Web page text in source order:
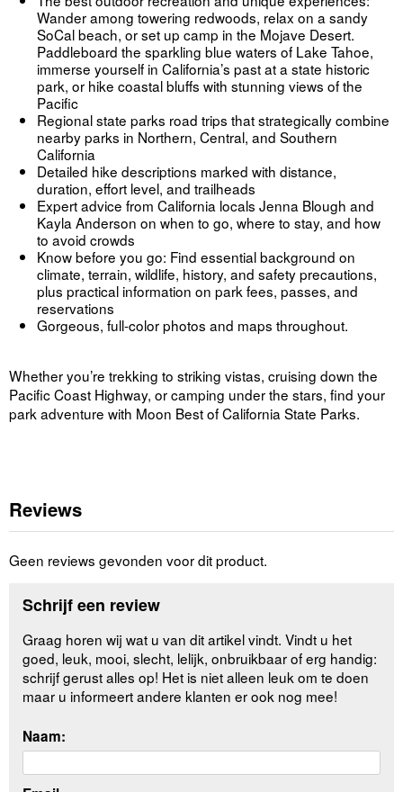
Wander among towering redwoods, relax on a sandy
SoCal beach, or set up camp in the Mojave Desert.
Paddleboard the sparkling blue waters of Lake Tahoe,
immerse yourself in California’s past at a state historic
park, or hike coastal bluffs with stunning views of the
Pacific
Regional state parks road trips that strategically combine
nearby parks in Northern, Central, and Southern
California
Detailed hike descriptions marked with distance,
duration, effort level, and trailheads
Expert advice from California locals Jenna Blough and
Kayla Anderson on when to go, where to stay, and how
to avoid crowds
Know before you go: Find essential background on
climate, terrain, wildlife, history, and safety precautions,
plus practical information on park fees, passes, and
reservations
Gorgeous, full-color photos and maps throughout.
Whether you’re trekking to striking vistas, cruising down the
Pacific Coast Highway, or camping under the stars, find your
park adventure with Moon Best of California State Parks.
Reviews
Geen reviews gevonden voor dit product.
Schrijf een review
Graag horen wij wat u van dit artikel vindt. Vindt u het
goed, leuk, mooi, slecht, lelijk, onbruikbaar of erg handig:
schrijf gerust alles op! Het is niet alleen leuk om te doen
maar u informeert andere klanten er ook nog mee!
Naam: